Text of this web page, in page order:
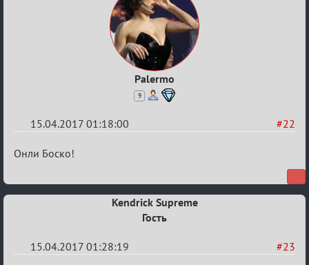
Palermo
9
#22
15.04.2017 01:18:00
Re:
есть?
Онли Боско!
Kendrick Supreme
Гость
#23
15.04.2017 01:28:19